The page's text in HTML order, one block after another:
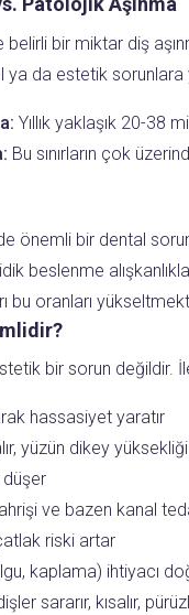
belirli bir miktar diş
da estetik sorunlara
Yıllık yaklaşık 20-38
Bu sınırların çok
önemli bir dental
beslenme
bu oranları
bir sorun
hassasiyet yaratır
yüzün dikey
ve bazen kanal
riski artar
kaplama) ihtiyacı
sararır, kısalır,